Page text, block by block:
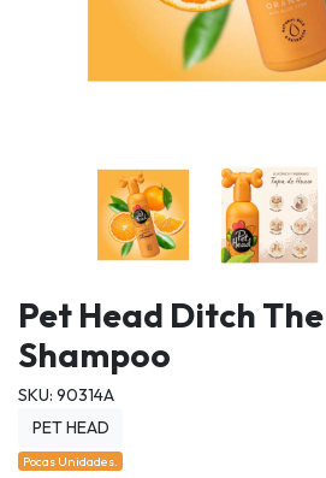
Pet Head Ditch
Shampoo
SKU: 90314A
PET HEAD
Pocas Unidades.